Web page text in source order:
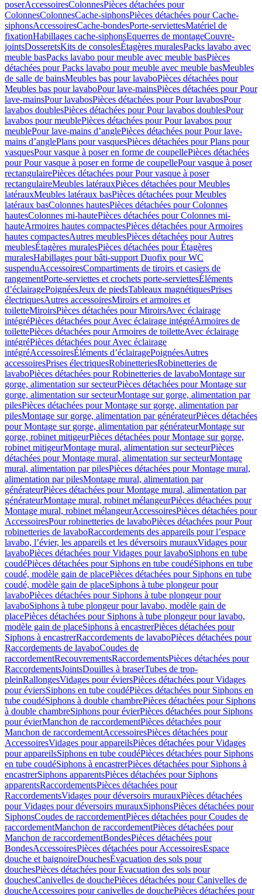
poserAccessoiresColonnesPièces détachées pour
ColonnesColonnesCache-siphonsPièces détachées pour Cache-
siphonsAccessoiresCache-bondesPorte-serviettesMatériel de
fixationHabillages cache-siphonsEquerres de montageCouvre-
jointsDosseretsKits de consolesÉtagères muralesPacks lavabo avec
meuble basPacks lavabo pour meuble avec meuble basPièces
détachées pour Packs lavabo pour meuble avec meuble basMeubles
de salle de bainsMeubles bas pour lavaboPièces détachées pour
Meubles bas pour lavaboPour lave-mainsPièces détachées pour Pour
lave-mainsPour lavabosPièces détachées pour Pour lavabosPour
lavabos doublesPièces détachées pour Pour lavabos doublesPour
lavabos pour meublePièces détachées pour Pour lavabos pour
meublePour lave-mains d’anglePièces détachées pour Pour lave-
mains d’anglePlans pour vasquesPièces détachées pour Plans pour
vasquesPour vasque à poser en forme de coupellePièces détachées
pour Pour vasque à poser en forme de coupellePour vasque à poser
rectangulairePièces détachées pour Pour vasque à poser
rectangulaireMeubles latérauxPièces détachées pour Meubles
latérauxMeubles latéraux basPièces détachées pour Meubles
latéraux basColonnes hautesPièces détachées pour Colonnes
hautesColonnes mi-hautePièces détachées pour Colonnes mi-
hauteArmoires hautes compactesPièces détachées pour Armoires
hautes compactesAutres meublesPièces détachées pour Autres
meublesÉtagères muralesPièces détachées pour Étagères
muralesHabillages pour bâti-support Duofix pour WC
suspenduAccessoiresCompartiments de tiroirs et casiers de
rangementPorte-serviettes et crochets porte-serviettesÉléments
d’éclairagePoignéesJeux de piedsTableaux magnétiquesPrises
électriquesAutres accessoiresMiroirs et armoires et
toiletteMiroirsPièces détachées pour MiroirsAvec éclairage
intégréPièces détachées pour Avec éclairage intégréArmoires de
toilettePièces détachées pour Armoires de toiletteAvec éclairage
intégréPièces détachées pour Avec éclairage
intégréAccessoiresÉléments d’éclairagePoignéesAutres
accessoiresPrises électriquesRobinetteriesRobinetteries de
lavaboPièces détachées pour Robinetteries de lavaboMontage sur
gorge, alimentation sur secteurPièces détachées pour Montage sur
gorge, alimentation sur secteurMontage sur gorge, alimentation par
pilesPièces détachées pour Montage sur gorge, alimentation par
pilesMontage sur gorge, alimentation par générateurPièces détachées
pour Montage sur gorge, alimentation par générateurMontage sur
gorge, robinet mitigeurPièces détachées pour Montage sur gorge,
robinet mitigeurMontage mural, alimentation sur secteurPièces
détachées pour Montage mural, alimentation sur secteurMontage
mural, alimentation par pilesPièces détachées pour Montage mural,
alimentation par pilesMontage mural, alimentation par
générateurPièces détachées pour Montage mural, alimentation par
générateurMontage mural, robinet mélangeurPièces détachées pour
Montage mural, robinet mélangeurAccessoiresPièces détachées pour
AccessoiresPour robinetteries de lavaboPièces détachées pour Pour
robinetteries de lavaboRaccordements des appareils pour l’espace
lavabo, l’évier, les appareils et les déversoirs murauxVidages pour
lavaboPièces détachées pour Vidages pour lavaboSiphons en tube
coudéPièces détachées pour Siphons en tube coudéSiphons en tube
coudé, modèle gain de placePièces détachées pour Siphons en tube
coudé, modèle gain de placeSiphons à tube plongeur pour
lavaboPièces détachées pour Siphons à tube plongeur pour
lavaboSiphons à tube plongeur pour lavabo, modèle gain de
placePièces détachées pour Siphons à tube plongeur pour lavabo,
modèle gain de placeSiphons à encastrerPièces détachées pour
Siphons à encastrerRaccordements de lavaboPièces détachées pour
Raccordements de lavaboCoudes de
raccordementRecouvrementsRaccordementsPièces détachées pour
RaccordementsJointsDouilles à braserTubes de trop-
pleinRallongesVidages pour éviersPièces détachées pour Vidages
pour éviersSiphons en tube coudéPièces détachées pour Siphons en
tube coudéSiphons à double chambrePièces détachées pour Siphons
à double chambreSiphons pour évierPièces détachées pour Siphons
pour évierManchon de raccordementPièces détachées pour
Manchon de raccordementAccessoiresPièces détachées pour
AccessoiresVidages pour appareilsPièces détachées pour Vidages
pour appareilsSiphons en tube coudéPièces détachées pour Siphons
en tube coudéSiphons à encastrerPièces détachées pour Siphons à
encastrerSiphons apparentsPièces détachées pour Siphons
apparentsRaccordementsPièces détachées pour
RaccordementsVidages pour déversoirs murauxPièces détachées
pour Vidages pour déversoirs murauxSiphonsPièces détachées pour
SiphonsCoudes de raccordementPièces détachées pour Coudes de
raccordementManchon de raccordementPièces détachées pour
Manchon de raccordementBondesPièces détachées pour
BondesAccessoiresPièces détachées pour AccessoiresEspace
douche et baignoireDouchesÉvacuation des sols pour
douchesPièces détachées pour Évacuation des sols pour
douchesCanivelles de douchePièces détachées pour Canivelles de
doucheAccessoires pour canivelles de douchePièces détachées pour